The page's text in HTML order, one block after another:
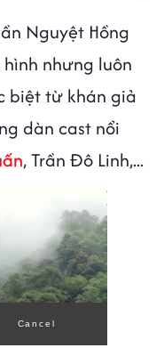
Nguyệt Hồng
nhưng luôn
biệt từ khán giả
dàn cast nổi
, Trần Đô Linh,...
Cancel